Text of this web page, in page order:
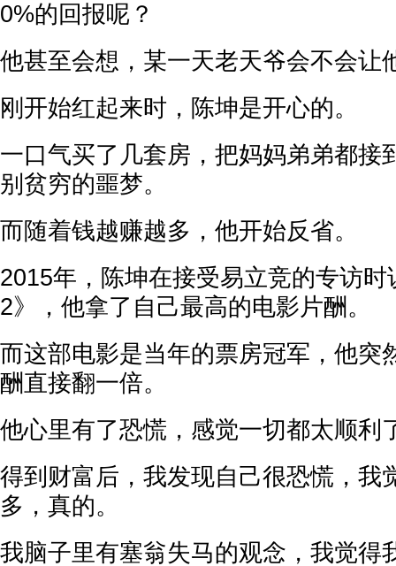
0%的回报呢？
他甚至会想，某一天老天爷会不会让
刚开始红起来时，陈坤是开心的。
一口气买了几套房，把妈妈弟弟都接
别贫穷的噩梦。
而随着钱越赚越多，他开始反省。
2015年，陈坤在接受易立竞的专访
2》，他拿了自己最高的电影片酬。
而这部电影是当年的票房冠军，他突
酬直接翻一倍。
他心里有了恐慌，感觉一切都太顺利
得到财富后，我发现自己很恐慌，我
多，真的。
我脑子里有塞翁失马的观念，我觉得